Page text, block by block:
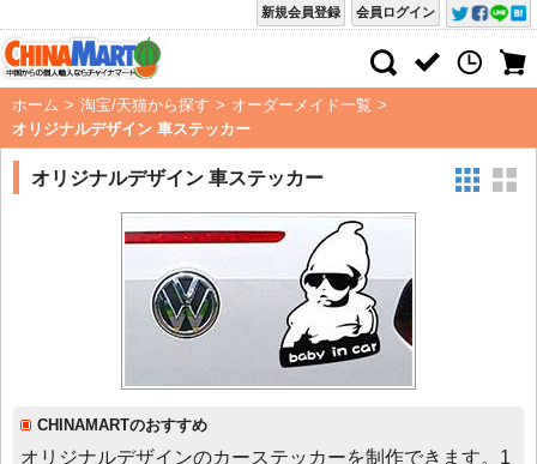
会員ログイン
新規会員登録
ホーム > 淘宝/天猫から探す > オーダーメイド一覧 >
オリジナルデザイン 車ステッカー
オリジナルデザイン 車ステッカー
CHINAMARTのおすすめ
オリジナルデザインのカーステッカーを制作できます。1